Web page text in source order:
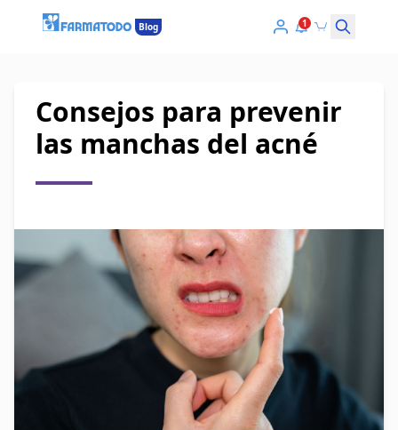
Blog 1
Consejos para prevenir
las manchas del acné